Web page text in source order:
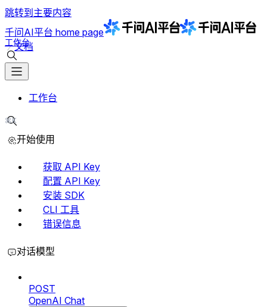
跳转到主要内容
千问AI平台 home page
文档
工作台
工作台
⌘K
开始使用
获取 API Key
配置 API Key
安装 SDK
CLI 工具
错误信息
对话模型
POST
OpenAI Chat